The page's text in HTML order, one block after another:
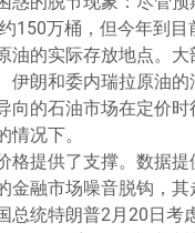
150万桶，但今年到
油的实际存放地点。
伊朗和委内瑞拉原油
向的石油市场在定价
况下。
提供了支撑。数据提
融市场噪音脱钩，
总统特朗普2月20日